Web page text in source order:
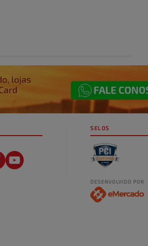
SELOS
DESENVOLVIDO POR